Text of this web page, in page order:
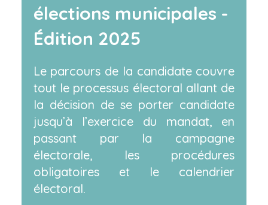
élections municipales -
Édition 2025
Le parcours de la candidate couvre
tout le processus électoral allant de
la décision de se porter candidate
jusqu’à l’exercice du mandat, en
passant par la campagne
électorale, les procédures
obligatoires et le calendrier
électoral.